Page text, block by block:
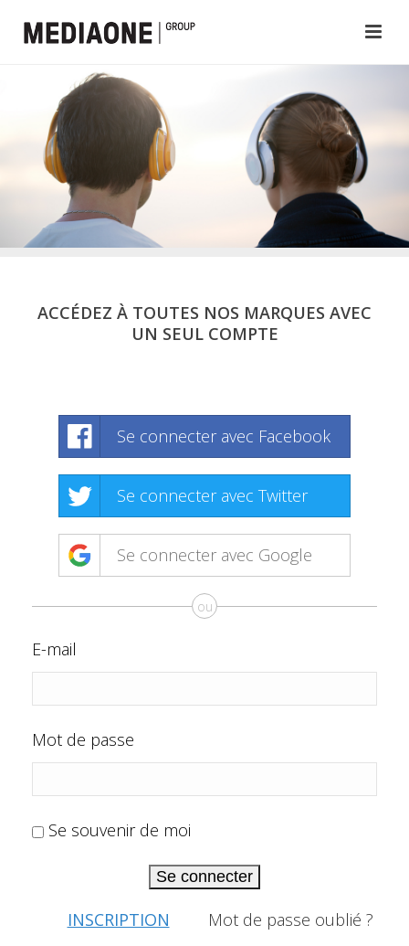
ACCÉDEZ À TOUTES NOS MARQUES AVEC
UN SEUL COMPTE
Se connecter avec Facebook
Se connecter avec Twitter
Se connecter avec Google
ou
E-mail
Mot de passe
Se souvenir de moi
Se connecter
INSCRIPTION Mot de passe oublié ?